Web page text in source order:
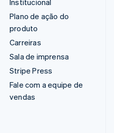
Plano de ação do
produto
Carreiras
Sala de imprensa
Stripe Press
Fale com a equipe de
vendas